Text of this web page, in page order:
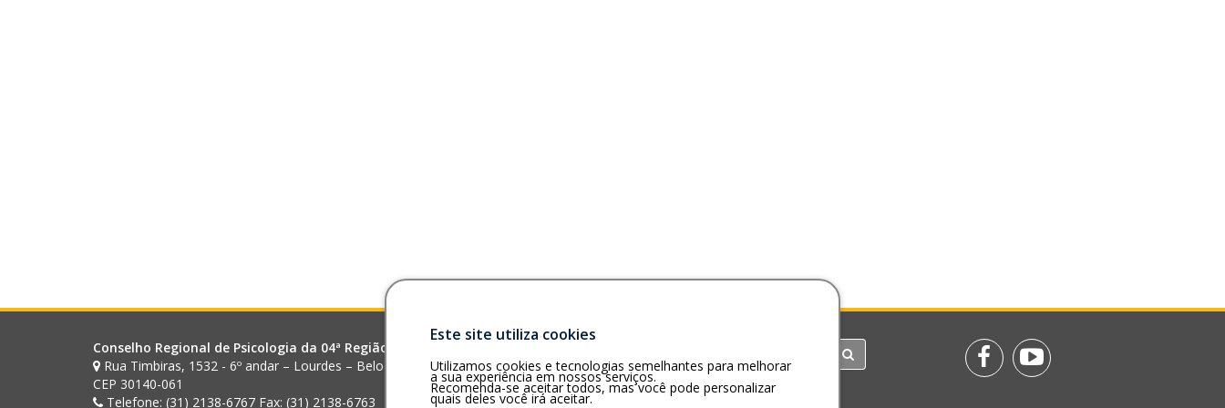
Conselho Regional de Psicologia da 04ª Região (MG)
Rua Timbiras, 1532 - 6º andar – Lourdes – Belo Horizonte – MG –
CEP 30140-061
Telefone: (31) 2138-6767 Fax: (31) 2138-6763
Este site utiliza cookies
Utilizamos cookies e tecnologias semelhantes para melhorar
a sua experiência em nossos serviços.
Recomenda-se aceitar todos, mas você pode personalizar
quais deles você irá aceitar.